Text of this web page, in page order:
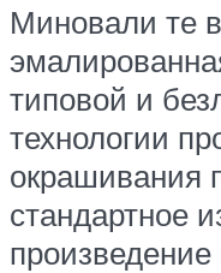
Миновали те
типовой и
технологии
окрашивания
стандартное
произведение